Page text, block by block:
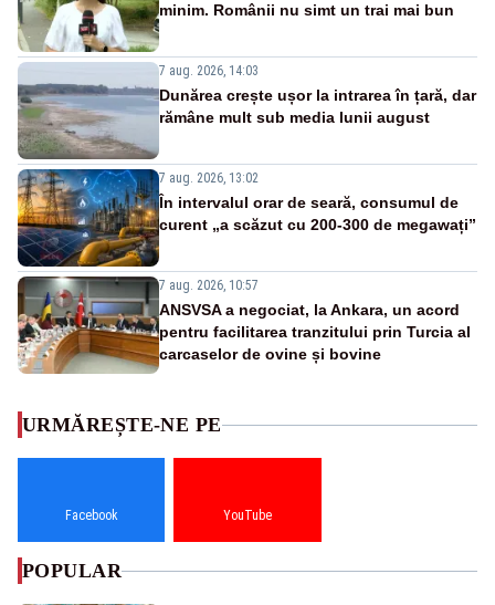
minim. Românii nu simt un trai mai bun
7 aug. 2026, 14:03
Dunărea crește ușor la intrarea în țară, dar
rămâne mult sub media lunii august
7 aug. 2026, 13:02
În intervalul orar de seară, consumul de
curent „a scăzut cu 200-300 de megawați”
7 aug. 2026, 10:57
ANSVSA a negociat, la Ankara, un acord
pentru facilitarea tranzitului prin Turcia al
carcaselor de ovine și bovine
URMĂREȘTE-NE PE
Facebook YouTube
POPULAR